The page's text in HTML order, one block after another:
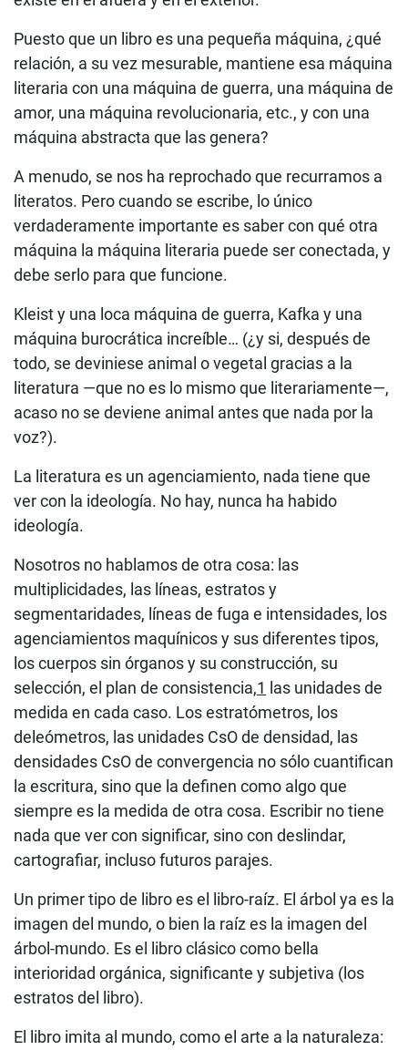
Puesto que un libro es una pequeña máquina, ¿qué
relación, a su vez mesurable, mantiene esa máquina
literaria con una máquina de guerra, una máquina de
amor, una máquina revolucionaria, etc., y con una
máquina abstracta que las genera?
A menudo, se nos ha reprochado que recurramos a
literatos. Pero cuando se escribe, lo único
verdaderamente importante es saber con qué otra
máquina la máquina literaria puede ser conectada, y
debe serlo para que funcione.
Kleist y una loca máquina de guerra, Kafka y una
máquina burocrática increíble… (¿y si, después de
todo, se deviniese animal o vegetal gracias a la
literatura —que no es lo mismo que literariamente—,
acaso no se deviene animal antes que nada por la
voz?).
La literatura es un agenciamiento, nada tiene que
ver con la ideología. No hay, nunca ha habido
ideología.
Nosotros no hablamos de otra cosa: las
multiplicidades, las líneas, estratos y
segmentaridades, líneas de fuga e intensidades, los
agenciamientos maquínicos y sus diferentes tipos,
los cuerpos sin órganos y su construcción, su
selección, el plan de consistencia,1 las unidades de
medida en cada caso. Los estratómetros, los
deleómetros, las unidades CsO de densidad, las
densidades CsO de convergencia no sólo cuantifican
la escritura, sino que la definen como algo que
siempre es la medida de otra cosa. Escribir no tiene
nada que ver con significar, sino con deslindar,
cartografiar, incluso futuros parajes.
Un primer tipo de libro es el libro-raíz. El árbol ya es la
imagen del mundo, o bien la raíz es la imagen del
árbol-mundo. Es el libro clásico como bella
interioridad orgánica, significante y subjetiva (los
estratos del libro).
El libro imita al mundo, como el arte a la naturaleza: